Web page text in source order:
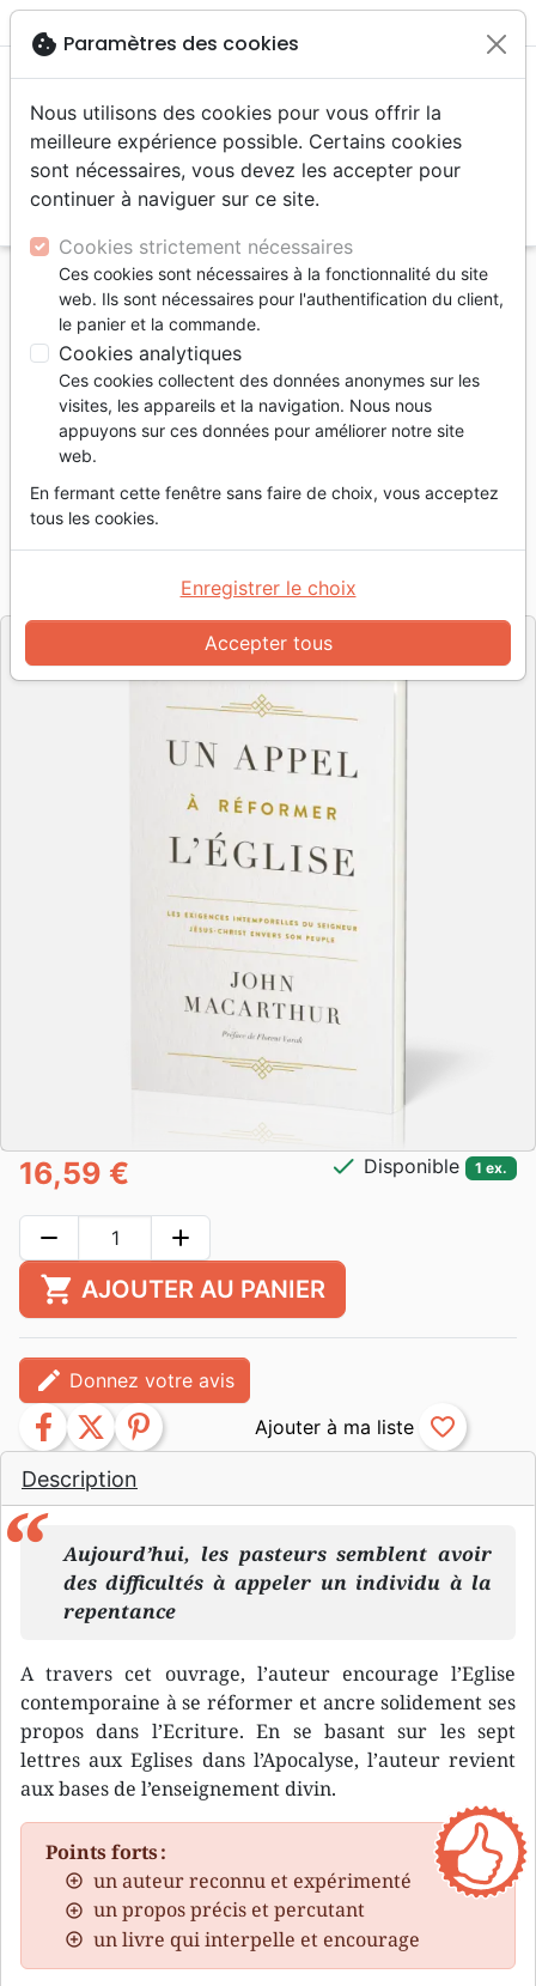
menu
Accueil Livres
Eglise
Un appel à réformer l’Église - Les exigences
intemporelles du Seigneur Jésus-Christ envers son
peuple
Un appel à réformer l’Église
Les exigences intemporelles du Seigneur
Jésus-Christ envers son peuple
Auteur :John F. MacArthur
Description
Aujourd’hui, les pasteurs semblent avoir
des difficultés à appeler un individu à la
repentance
A travers cet ouvrage, l’auteur encourage l’Eglise
contemporaine à se réformer et ancre solidement ses
propos dans l’Ecriture. En se basant sur les sept
lettres aux Eglises dans l’Apocalyse, l’auteur revient
aux bases de l’enseignement divin.
Points forts :
un auteur reconnu et expérimenté
un propos précis et percutant
un livre qui interpelle et encourage
16,59 € check Disponible 1 ex.
remove add
shopping_cart AJOUTER AU PANIER
edit Donnez votre avis
facebook twitter pinterest favorite_border
cookie Paramètres des cookies
Nous utilisons des cookies pour vous offrir la
meilleure expérience possible. Certains cookies
sont nécessaires, vous devez les accepter pour
continuer à naviguer sur ce site.
Cookies strictement nécessaires
Ces cookies sont nécessaires à la fonctionnalité du site
web. Ils sont nécessaires pour l'authentification du client,
le panier et la commande.
Cookies analytiques
Ces cookies collectent des données anonymes sur les
visites, les appareils et la navigation. Nous nous
appuyons sur ces données pour améliorer notre site
web.
En fermant cette fenêtre sans faire de choix, vous acceptez
tous les cookies.
Accepter tous
Enregistrer le choix